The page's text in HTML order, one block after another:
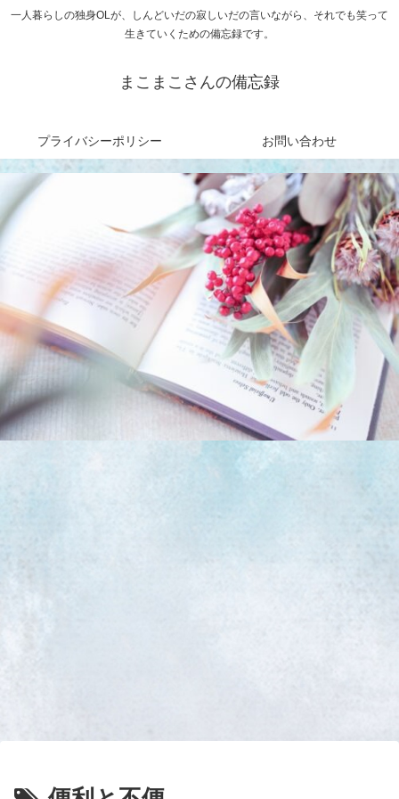
一人暮らしの独身OLが、しんどいだの寂しいだの言いながら、それでも笑って
生きていくための備忘録です。
まこまこさんの備忘録
プライバシーポリシー お問い合わせ